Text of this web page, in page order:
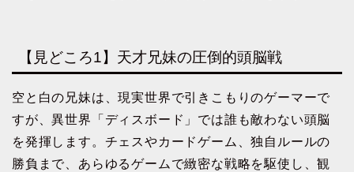
【見どころ1】天才兄妹の圧倒的頭脳戦
空と白の兄妹は、現実世界で引きこもりのゲーマーで
すが、異世界「ディスボード」では誰も敵わない頭脳
を発揮します。チェスやカードゲーム、独自ルールの
勝負まで、あらゆるゲームで緻密な戦略を駆使し、観